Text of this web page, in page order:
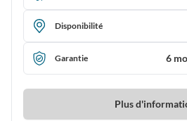
Disponibilité
Garantie 6
Plus